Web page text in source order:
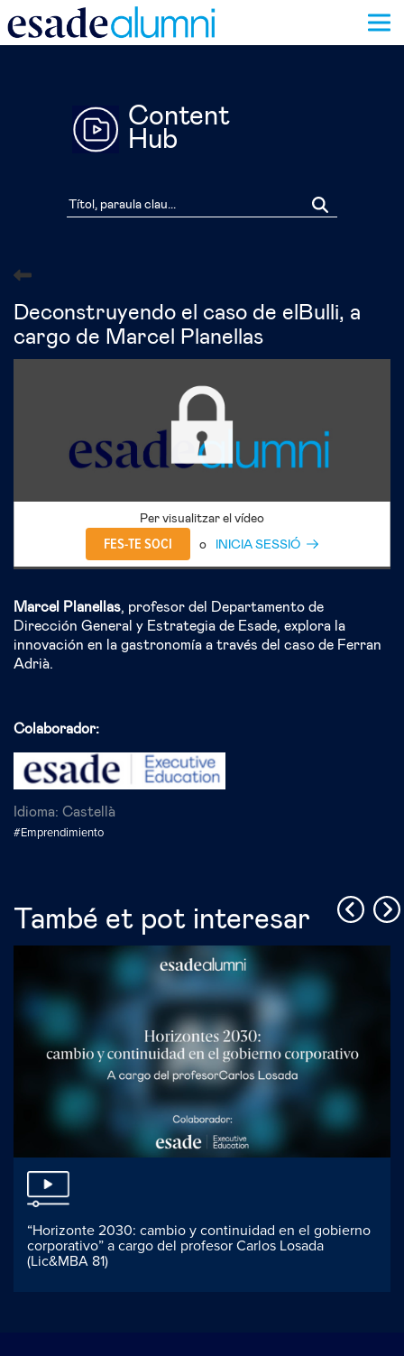
Content
Hub
Deconstruyendo el caso de elBulli, a
cargo de Marcel Planellas
Per visualitzar el vídeo
FES-TE SOCI o INICIA SESSIÓ
Marcel Planellas, profesor del Departamento de
Dirección General y Estrategia de Esade, explora la
innovación en la gastronomía a través del caso de Ferran
Adrià.
Colaborador:
Idioma: Castellà
#Emprendimiento
També et pot interesar
“Horizonte 2030: cambio y continuidad en el gobierno
corporativo” a cargo del profesor Carlos Losada
(Lic&MBA 81)